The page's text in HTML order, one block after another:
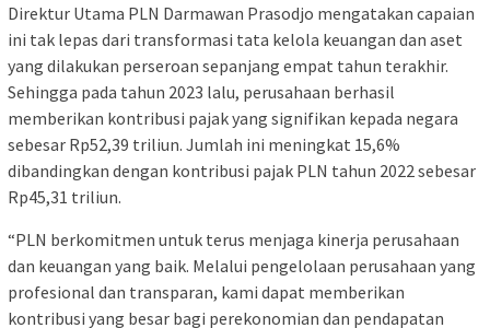
Direktur Utama PLN Darmawan Prasodjo mengatakan capaian
ini tak lepas dari transformasi tata kelola keuangan dan aset
yang dilakukan perseroan sepanjang empat tahun terakhir.
Sehingga pada tahun 2023 lalu, perusahaan berhasil
memberikan kontribusi pajak yang signifikan kepada negara
sebesar Rp52,39 triliun. Jumlah ini meningkat 15,6%
dibandingkan dengan kontribusi pajak PLN tahun 2022 sebesar
Rp45,31 triliun.
“PLN berkomitmen untuk terus menjaga kinerja perusahaan
dan keuangan yang baik. Melalui pengelolaan perusahaan yang
profesional dan transparan, kami dapat memberikan
kontribusi yang besar bagi perekonomian dan pendapatan